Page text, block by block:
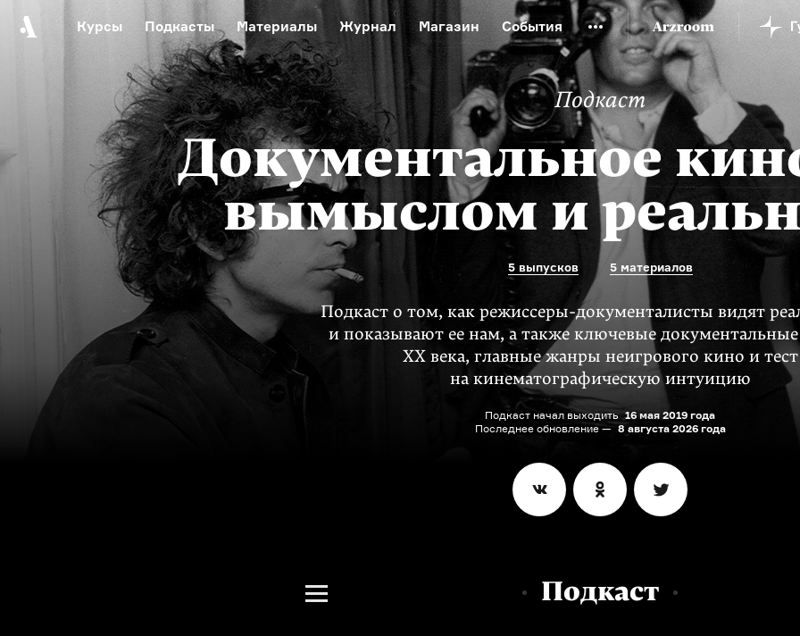
Курсы Подкасты Материалы Журнал Магазин События
Автор среди нас Еврейский музей Новая Третьяковка Онлайн-университет
Видеоистория русской культуры
Русский язык от «гой еси» до «лол кек»
Русское искусство XX века
Русская литература XX века
Подкаст
Документальное
вымыслом и
5 выпусков 5 материалов
Подкаст о том, как режиссеры-документалисты видят
и показывают ее нам, а также ключевые
XX века, главные жанры неигрового кино и тест
на кинематографическую интуицию
Подкаст начал выходить 16 мая 2019 года
Последнее обновление — 8 августа 2026 года
Подкаст